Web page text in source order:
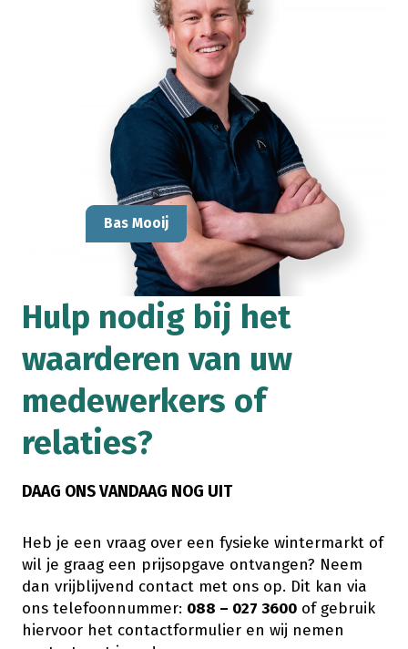
Bas Mooij
Hulp nodig bij het
waarderen van uw
medewerkers of
relaties?
DAAG ONS VANDAAG NOG UIT
Heb je een vraag over een fysieke wintermarkt of
wil je graag een prijsopgave ontvangen? Neem
dan vrijblijvend contact met ons op. Dit kan via
ons telefoonnummer: 088 – 027 3600 of gebruik
hiervoor het contactformulier en wij nemen